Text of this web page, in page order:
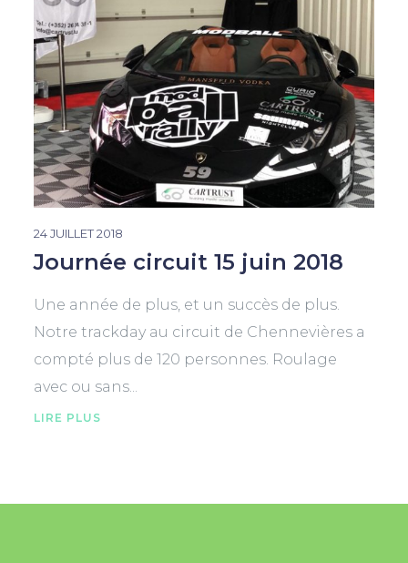
24 JUILLET 2018
Journée circuit 15 juin 2018
Une année de plus, et un succès de plus.
Notre trackday au circuit de Chennevières a
compté plus de 120 personnes. Roulage
avec ou sans...
LIRE PLUS